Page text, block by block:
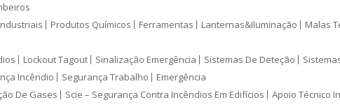
Produtos Químicos Ferramentas Lanternas&Iluminação Malas
Lockout Tagout Sinalização Emergência Sistemas De Deteção
Incêndio Segurança Trabalho Emergência
De Gases Scie – Segurança Contra Incêndios Em Edifícios Apoio Técnico